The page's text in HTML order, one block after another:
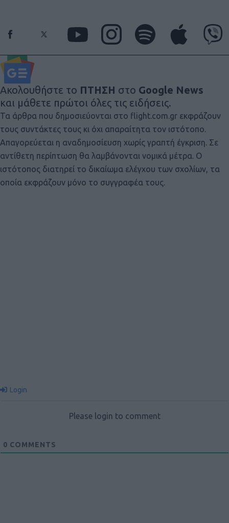
Ακολουθήστε το ΠΤΗΣΗ στο Google News
και μάθετε πρώτοι όλες τις ειδήσεις.
Τα άρθρα που δημοσιεύονται στο flight.com.gr εκφράζουν
τους συντάκτες τους κι όχι απαραίτητα τον ιστότοπο.
Απαγορεύεται η αναδημοσίευση χωρίς γραπτή έγκριση. Σε
αντίθετη περίπτωση θα λαμβάνονται νομικά μέτρα. Ο
ιστότοπος διατηρεί το δικαίωμα ελέγχου των σχολίων, τα
οποία εκφράζουν μόνο το συγγραφέα τους.
Login
Please login to comment
0 COMMENTS